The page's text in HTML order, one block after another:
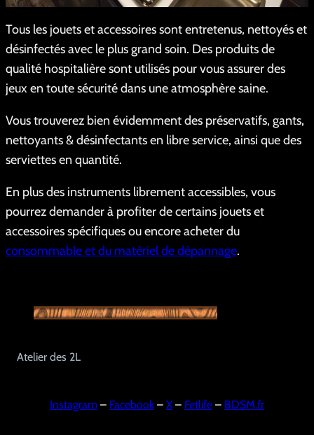
Tous les jouets et accessoires sont entretenus, nettoyés et
désinfectés avec le plus grand soin. Des produits de
qualité hospitalière sont utilisés pour vous assurer des
jeux en toute sécurité dans une atmosphère saine.
Vous trouverez bien évidemment des préservatifs, gants,
nettoyants & désinfectants en libre service, ainsi que des
serviettes en quantité.
En plus des instruments librement accessibles, vous
pourrez demander à profiter de certains jouets et
accessoires spécifiques ou encore acheter du
consommable et du matériel de dépannage.
Atelier des 2L
Instagram – Facebook – X– Fetlife – BDSM.fr